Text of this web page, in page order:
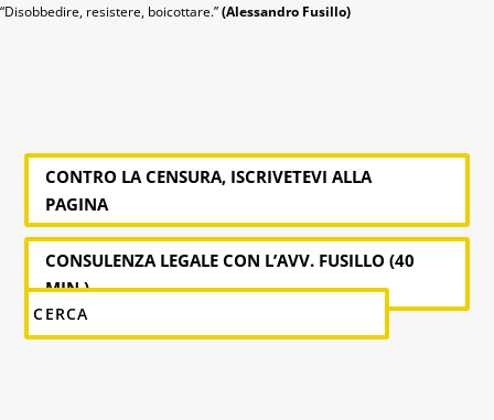
“Disobbedire, resistere, boicottare.”(Alessandro Fusillo)
CONTRO LA CENSURA, ISCRIVETEVI ALLA
PAGINA
CONSULENZA LEGALE CON L’AVV. FUSILLO (40
MIN.)